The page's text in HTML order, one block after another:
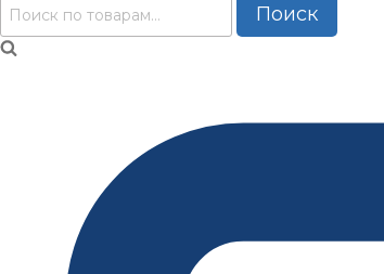
Поиск